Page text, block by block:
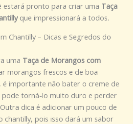
estará pronto para criar uma Taça
que impressionará a todos.
Chantilly – Dicas e Segredos do
uma Taça de Morangos com
morangos frescos e de boa
é importante não bater o creme de
pode torná-lo muito duro e perder
dica é adicionar um pouco de
chantilly, pois isso dará um sabor